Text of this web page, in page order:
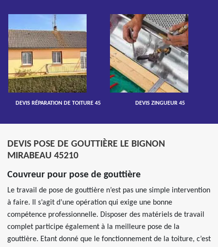
DEVIS RÉPARATION DE TOITURE 45 DEVIS ZINGUEUR 45
DEVIS POSE DE GOUTTIÈRE LE BIGNON
MIRABEAU 45210
Couvreur pour pose de gouttière
Le travail de pose de gouttière n’est pas une simple intervention
à faire. Il s’agit d’une opération qui exige une bonne
compétence professionnelle. Disposer des matériels de travail
complet participe également à la meilleure pose de la
gouttière. Etant donné que le fonctionnement de la toiture, c’est